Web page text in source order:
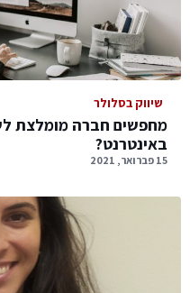
שיווק בסלולר
מחפשים חברה מומלצת
באינטרנט?
15 פברואר, 2021